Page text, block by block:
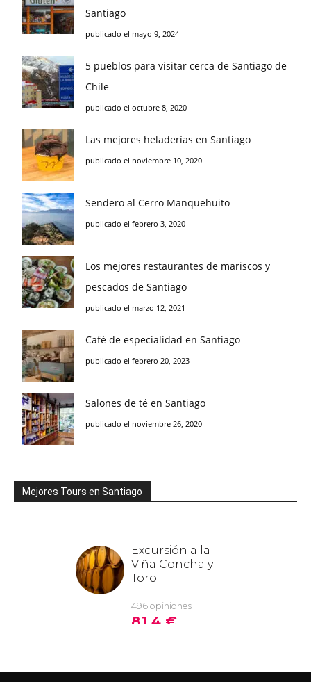
Santiago
publicado el mayo 9, 2024
5 pueblos para visitar cerca de Santiago de
Chile
publicado el octubre 8, 2020
Las mejores heladerías en Santiago
publicado el noviembre 10, 2020
Sendero al Cerro Manquehuito
publicado el febrero 3, 2020
Los mejores restaurantes de mariscos y
pescados de Santiago
publicado el marzo 12, 2021
Café de especialidad en Santiago
publicado el febrero 20, 2023
Salones de té en Santiago
publicado el noviembre 26, 2020
Mejores Tours en Santiago